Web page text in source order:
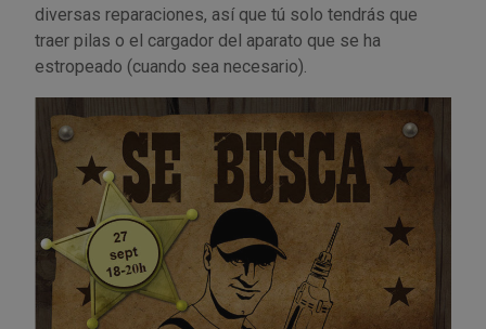
diversas reparaciones, así que tú solo tendrás que
traer pilas o el cargador del aparato que se ha
estropeado (cuando sea necesario).